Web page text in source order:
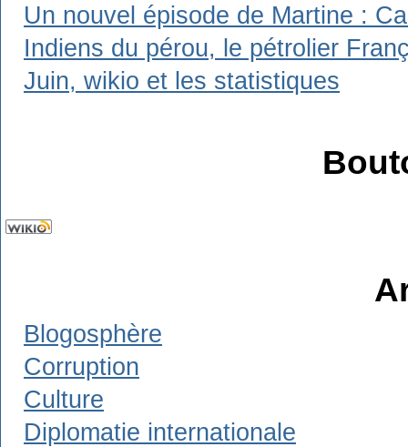
Un nouvel épisode de Martine :
Indiens du pérou, le pétrolier
Juin, wikio et les statistiques
Blogosphère
Corruption
Culture
Diplomatie internationale